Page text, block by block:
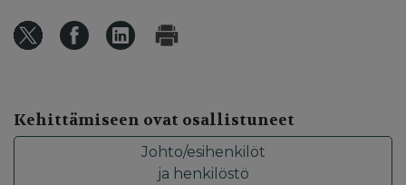
Kehittämiseen ovat osallistuneet
Johto/esihenkilöt
ja henkilöstö